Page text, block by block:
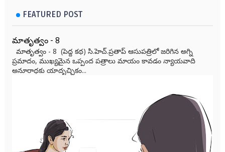
FEATURED POST
మాతృత్వం - 8
మాతృత్వం - 8 (పెద్ద కథ) సి.హెచ్.ప్రతాప్ ఆసుపత్రిలో జరిగిన అగ్ని
ప్రమాదం, ముఖ్యమైన ఒప్పంద పత్రాలు మాయం కావడం న్యాయవాది
అనూరాధకు యాదృచ్ఛికం...